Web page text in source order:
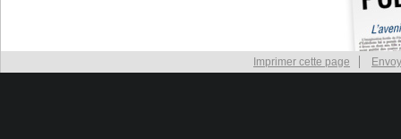
Imprimer cette page